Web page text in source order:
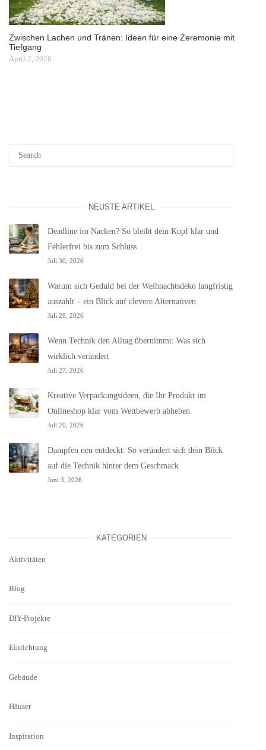
Zwischen Lachen und Tränen: Ideen für eine Zeremonie mit
Tiefgang
April 2, 2026
NEUSTE ARTIKEL
Deadline im Nacken? So bleibt dein Kopf klar und
Fehlerfrei bis zum Schluss
Juli 30, 2026
Warum sich Geduld bei der Weihnachtsdeko langfristig
auszahlt – ein Blick auf clevere Alternativen
Juli 28, 2026
Wenn Technik den Alltag übernimmt: Was sich
wirklich verändert
Juli 27, 2026
Kreative Verpackungsideen, die Ihr Produkt im
Onlineshop klar vom Wettbewerb abheben
Juli 20, 2026
Dampfen neu entdeckt: So verändert sich dein Blick
auf die Technik hinter dem Geschmack
Juni 3, 2026
KATEGORIEN
Aktivitäten
Blog
DIY-Projekte
Einrichtung
Gebäude
Häuser
Inspiration